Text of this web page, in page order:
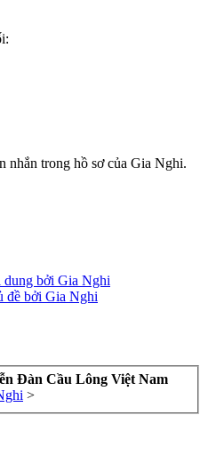
nhắn trong hồ sơ của Gia Nghi.
dung bởi Gia Nghi
đề bởi Gia Nghi
Đàn Cầu Lông Việt Nam
>